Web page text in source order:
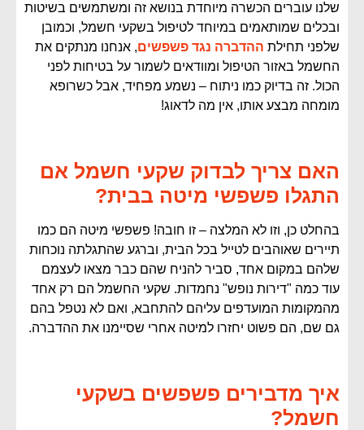
שלנו עוברים הכשרה מיוחדת בנושא זה ומשתמשים בשיטות
ובכלים שמותאמים במיוחד לטיפול בשקעי חשמל, וכמובן
שלפני תחילת ההדברה נגד פשפשים, אנחנו מנתקים את
החשמל באזור הטיפול ומוודאים לשמור על בטיחות לפני
הכול. זה בדיוק כמו ניתוח – נשמע מפחיד, אבל כשרופא
מומחה מבצע אותו, אין מה לדאוג!
האם צריך לבדוק שקעי חשמל אם
התגלו פשפשי מיטה בבית?
בהחלט כן, וזו לא המלצה – זו חובה! פשפשי מיטה הם כמו
תיירים שאוהבים לטייל בכל הבית, וברגע שהתגלתה נוכחות
שלהם במקום אחד, סביר להניח שהם כבר מצאו לעצמם
עוד כמה "דירות נופש" נחמדות. שקעי החשמל הם רק אחד
מהמקומות המועדפים עליהם להתחבא, ואם לא נטפל בהם
גם שם, הם פשוט יחזרו למיטה אחרי שסיימנו את ההדברה.
איך מדבירים פשפשים בשקעי
חשמל?